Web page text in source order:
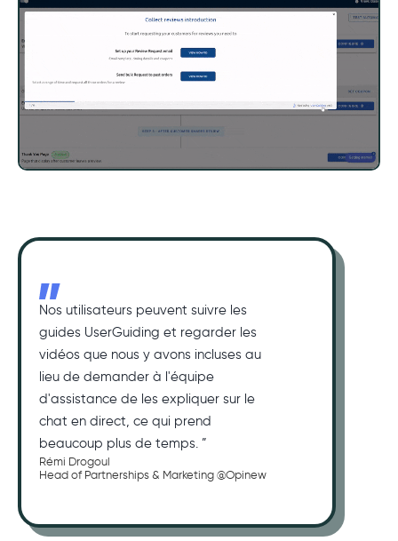
Nos utilisateurs peuvent suivre les
guides UserGuiding et regarder les
vidéos que nous y avons incluses au
lieu de demander à l'équipe
d'assistance de les expliquer sur le
chat en direct, ce qui prend
beaucoup plus de temps. ”
Rémi Drogoul
Head of Partnerships & Marketing @Opinew